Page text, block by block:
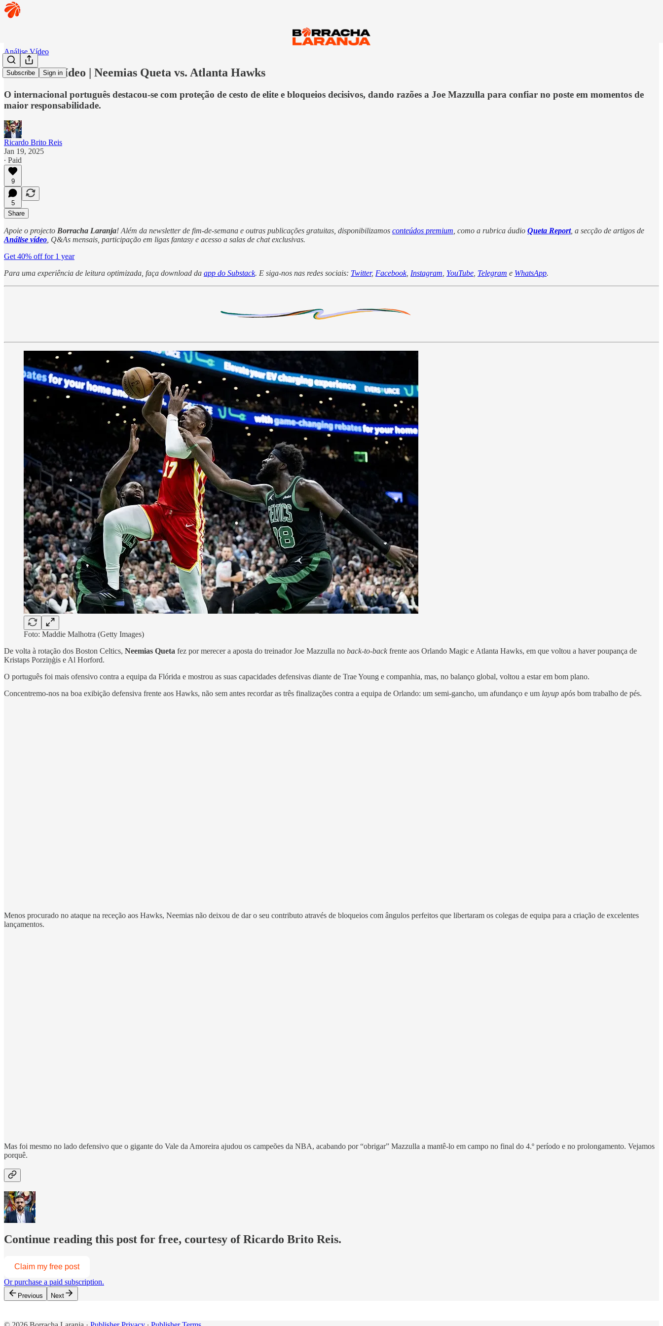
Subscribe Sign in
Análise Vídeo
🏀 Análise vídeo | Neemias Queta vs. Atlanta Hawks
O internacional português destacou-se com proteção de cesto de elite e bloqueios decisivos, dando razões a Joe Mazzulla para confiar no poste em momentos de
maior responsabilidade.
Ricardo Brito Reis
Jan 19, 2025
∙ Paid
9
5
Share
Apoie o projecto Borracha Laranja! Além da newsletter de fim-de-semana e outras publicações gratuitas, disponibilizamos conteúdos premium , como a rubrica áudio Queta Report, a secção de artigos de
Análise vídeo , Q&As mensais, participação em ligas fantasy e acesso a salas de chat exclusivas.
Get 40% off for 1 year
Para uma experiência de leitura optimizada, faça download da app do Substack. E siga-nos nas redes sociais: Twitter, Facebook, Instagram YouTube Telegram e WhatsApp.
Foto: Maddie Malhotra (Getty Images)
De volta à rotação dos Boston Celtics, Neemias Queta fez por merecer a aposta do treinador Joe Mazzulla no back-to-back frente aos Orlando Magic e Atlanta Hawks, em que voltou a haver poupança de
Kristaps Porziņģis e Al Horford.
O português foi mais ofensivo contra a equipa da Flórida e mostrou as suas capacidades defensivas diante de Trae Young e companhia, mas, no balanço global, voltou a estar em bom plano.
Concentremo-nos na boa exibição defensiva frente aos Hawks, não sem antes recordar as três finalizações contra a equipa de Orlando: um semi-gancho, um afundanço e um layup após bom trabalho de pés.
Menos procurado no ataque na receção aos Hawks, Neemias não deixou de dar o seu contributo através de bloqueios com ângulos perfeitos que libertaram os colegas de equipa para a criação de excelentes
lançamentos.
Mas foi mesmo no lado defensivo que o gigante do Vale da Amoreira ajudou os campeões da NBA, acabando por “obrigar” Mazzulla a mantê-lo em campo no final do 4.º período e no prolongamento. Vejamos
porquê.
Continue reading this post for free, courtesy of Ricardo Brito Reis.
Claim my free post
Or purchase a paid subscription.
Previous Next